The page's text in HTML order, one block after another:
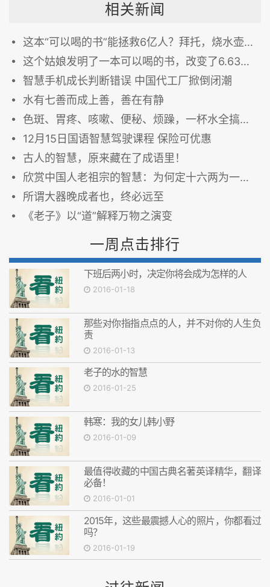
相关新闻
这本“可以喝的书”能拯救6亿人？拜托，烧水壶都比它管用……
这个姑娘发明了一本可以喝的书，改变了6.63亿人的命运
智慧手机成长判断错误 中国代工厂掀倒闭潮
水有七善而成上善，善在有静
色斑、胃疼、咳嗽、便秘、烦躁，一杯水全搞定！
12月15日国语智慧驾驶课程 保险可优惠
古人的智慧，原来藏在了成语里！
欣赏中国人老祖宗的智慧：为何定十六两为一斤？筷子为何长7寸6分？
所谓大器晚成者也，终必远至
《老子》以“道”解释万物之演变
一周点击排行
下班后两小时，决定你将会成为怎样的人
2016-01-18
那些对你指指点点的人，并不对你的人生负
责
2016-01-13
老子的水的智慧
2016-01-25
韩寒：我的女儿韩小野
2016-01-09
最值得收藏的中国古典名著英译精华，翻译
必备！
2016-01-01
2015年，这些最震撼人心的照片，你都看过
吗？
2016-01-19